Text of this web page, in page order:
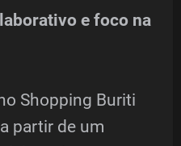
e foco na
Shopping Buriti
partir de um